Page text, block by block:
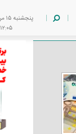
پنجشنبه ۱۵ مرداد ۱۴۰۵
۱۲:۰۵